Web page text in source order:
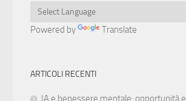
Powered by Translate
ARTICOLI RECENTI
IA e benessere mentale: opportunità e